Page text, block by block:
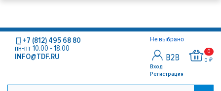
Не выбрано
Вход
Регистрация
0
0 ₽
+7 (812) 495 68 80
пн-пт 10.00 - 18.00
INFO@TDF.RU